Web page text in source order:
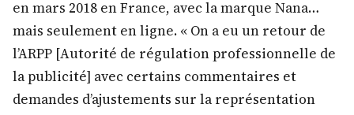
en mars 2018 en France, avec la marque Nana…
mais seulement en ligne. « On a eu un retour de
l’ARPP [Autorité de régulation professionnelle de
la publicité] avec certains commentaires et
demandes d’ajustements sur la représentation